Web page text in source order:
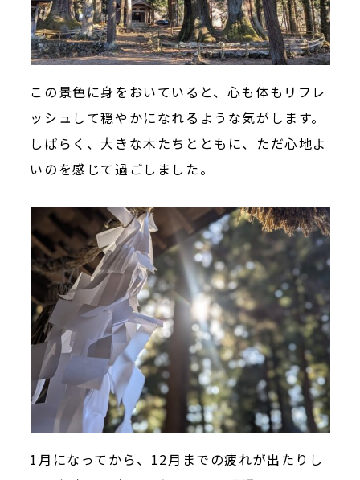
この景色に身をおいていると、心も体もリフレ
ッシュして穏やかになれるような気がします。
しばらく、大きな木たちとともに、ただ心地よ
いのを感じて過ごしました。
1月になってから、12月までの疲れが出たりし